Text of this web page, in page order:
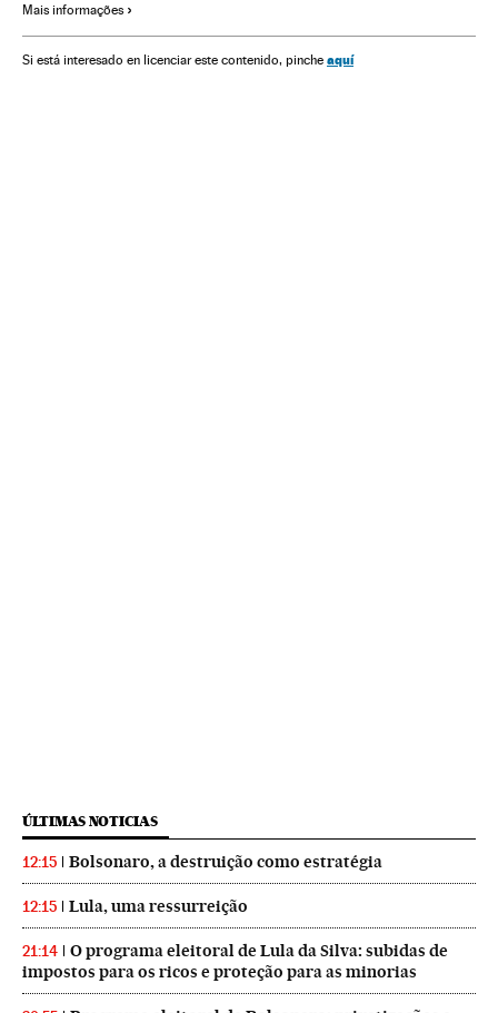
Relaciones comerciales
Mais informações
Si está interesado en licenciar este contenido, pinche aquí
ÚLTIMAS NOTICIAS
12:15 Bolsonaro, a destruição como estratégia
12:15 Lula, uma ressurreição
21:14
O programa eleitoral de Lula da Silva: subidas de
impostos para os ricos e proteção para as minorias